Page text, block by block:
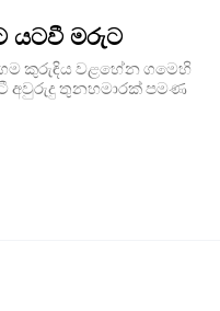
යටවී මරුට
කුරුඳිය වළහේන ගමෙහි
අවුරුදු තුනහමාරක් පමණ